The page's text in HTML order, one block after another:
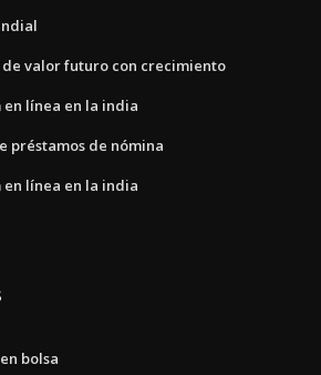
valor futuro con crecimiento
línea en la india
préstamos de nómina
línea en la india
bolsa